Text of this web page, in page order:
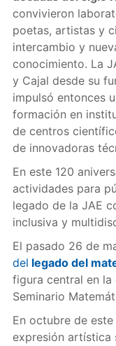
convivieron
poetas, artistas y
intercambio y
conocimiento. La
y Cajal desde su
impulsó entonces
formación en
de centros
de innovadoras
En este 120
actividades para
legado de la JAE
inclusiva y
El pasado 26 de
del legado del
figura central en la
Seminario
En octubre de
expresión artística